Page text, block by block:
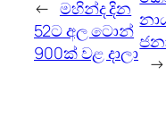
← මහින්ද දින
52ට අල ටොන්
900ක් වළ දාලා
→